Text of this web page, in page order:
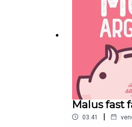
Malus fast
03:41 |